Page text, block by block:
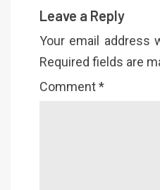
Leave a Reply
Your email address
Required fields are
Comment*